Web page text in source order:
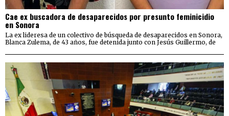
Cae ex buscadora de desaparecidos por presunto feminicidio
en Sonora
La ex lideresa de un colectivo de búsqueda de desaparecidos en Sonora,
Blanca Zulema, de 43 años, fue detenida junto con Jesús Guillermo, de